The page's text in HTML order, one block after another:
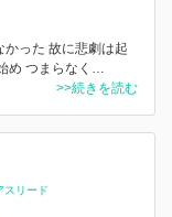
った 故に悲劇は起
め つまらなく…
>>続きを読む
スリード